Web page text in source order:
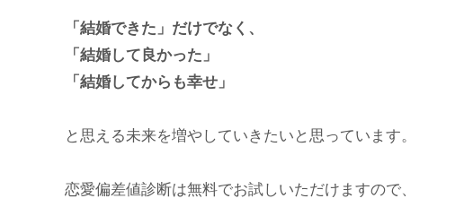
「結婚できた」だけでなく、
「結婚して良かった」
「結婚してからも幸せ」
と思える未来を増やしていきたいと思っています。
恋愛偏差値診断は無料でお試しいただけますので、